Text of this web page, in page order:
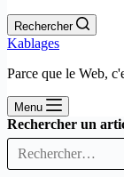
Rechercher
Kablages
Parce que le Web,
Menu
Rechercher un